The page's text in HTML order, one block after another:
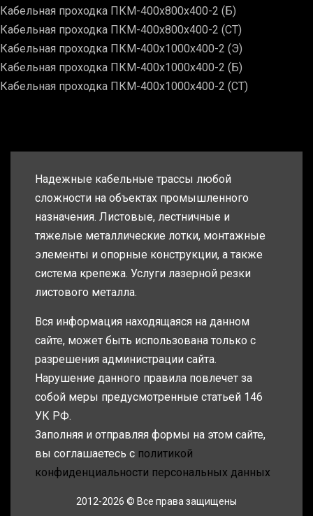
Кабельная проходка ПКМ-400х800х400-2 (Б)
Кабельная проходка ПКМ-400х800х400-2 (СТ)
Кабельная проходка ПКМ-400х1000х400-2 (Э)
Кабельная проходка ПКМ-400х1000х400-2 (Б)
Кабельная проходка ПКМ-400х1000х400-2 (СТ)
Надежные кабельные трассы любой
сложности на объектах промышленного
назначения. Листовые, лестничные и
тяжелые металлические лотки, монтажные
элементы и опорные конструкции, а также
система крепежа. Услуги лазерной резки
листового металла.
Вся информация находящаяся на данном
сайте, может быть использована только с
разрешения администрации сайта.
Нарушение данного правила повлечет за
собой меры предусмотренные статьей 146
УК РФ.
Заполняя и отправляя формы на этом сайте,
вы соглашаетесь с политикой
конфиденциальности персональных данных
2012-2026 © Все права защищены